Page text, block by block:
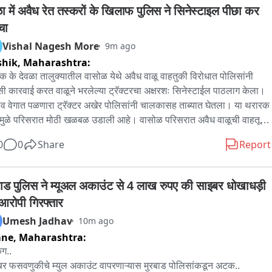
जाऊन प्रत्यक्ष पाहणी केली. त्यानंतर ग्रामस्थांनी सटाणा पोलिसांना निवेदन
तात्काळ कायदेशीर कार्यवाही करून ग्रामस्थांना पाणी उपलब्ध करून द्यावे अशी
केली.
में अवैध रेत तस्करों के खिलाफ पुलिस ने सिनेस्टाइल पीछा कर
Vishal Nagesh More 9m ago
Maharashtra:
के देवळा तालुक्यातील वासोळ येथे अवैध वाळू वाहतुकी विरोधात पोलिसांनी
कारवाई करत वाळूने भरलेल्या ट्रॅक्टरचा अक्षरशः सिनेस्टाईल पाठलाग केला।
वेगात पळणारा ट्रॅक्टर अखेर पोलिसांनी चालकासह ताब्यात घेतला। या थरारक
परिसरात मोठी खळबळ उडाली आहे। वासोळ परिसरात अवैध वाळूची वाहतूक
ट्रॅक्टर चालकाने वाहन भरधाव वेगाने पळवण्याचा प्रयत्न केला। यावेळी
पर्वा न करता ट्रॅक्टर बेदरकारपणे चालवला। काही काळ हा थरारक पाठलाग
मात्र देवळा पोलिसांनी धैर्य आणि सतर्कता दाखवत ट्रॅक्टरचा पाठलाग
आणि अखेर वाळूने भरला ट्रैक्टर चालकासह ताब्यात घेतला। या कारवाईत
जप्त करण्यात आला असून पुढील कायदेशीर प्रक्रिया सुरू आहे। या घटनेनंतर
वाहतुकीचा प्रश्न पुन्हा ऐरणीवर आला आहे। पोलिसांसमोरच वाळूमाफिया
बेदरकारपणे वाहन चालवत असतील, तर सर्वसामान्य नागरिकांच्या सुरक्षिततेचे
असा प्रश्न उपस्थित होत आहे। तसेच तालुक्यातील अवैध वाळू वाहतुकीवर
0 Share Report
पुलिस ने म्यूअल अकाउंट से 4 लाख रुपए की साइबर धोखाधड़ी
गिरफ्तार
Umesh Jadhav 10m ago
Maharashtra:
फसवणुकीचे म्युल अकाउंट वापरणाऱ्यास मुरबाड पोलिसांकडून अटक..